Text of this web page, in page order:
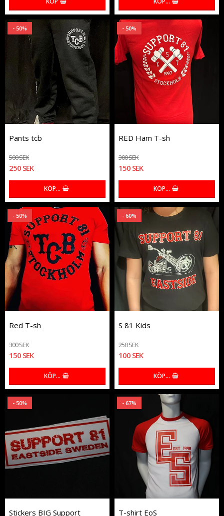
- 50%
Pants tcb
500 SEK
250 SEK
KÖP…
- 50%
RED Ham T-sh
300 SEK
150 SEK
KÖP…
- 50%
Red T-sh
300 SEK
150 SEK
KÖP…
- 60%
S 81 Kids
250 SEK
100 SEK
KÖP…
- 50%
Stickers BIG Support
- 67%
T-shirt EoS